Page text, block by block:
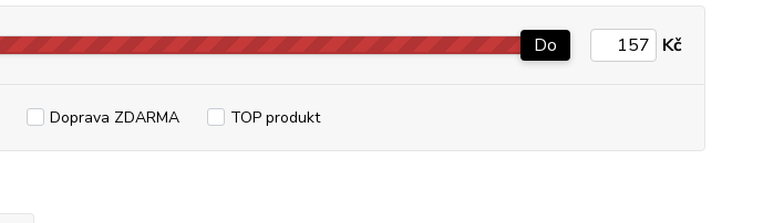
Do Kč
Doprava ZDARMA TOP produkt